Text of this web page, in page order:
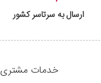
ارسال به سرتاسر کشور
خدمات مشتری